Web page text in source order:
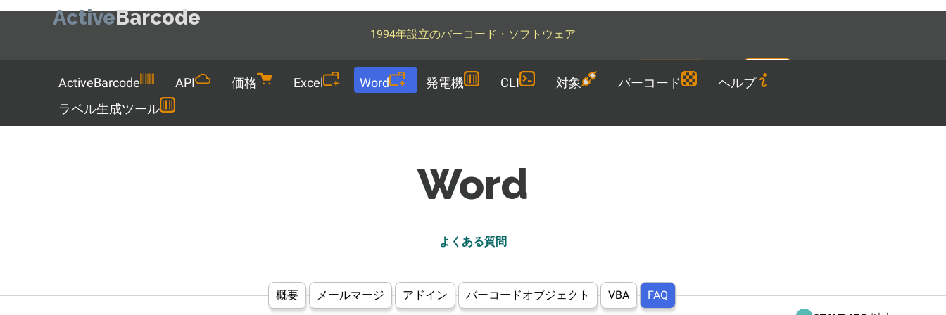
ActiveBarcode
1994年設立のバーコード・ソフトウェア
ActiveBarcode API 価格 Excel Word 発電機 CLI 対象 バーコード
ヘルプ
ラベル生成ツール
Word
よくある質問
概要 メールマージ アドイン バーコードオブジェクト VBA FAQ